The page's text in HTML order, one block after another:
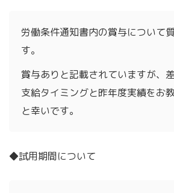
労働条件通知書内の賞与について
す。
賞与ありと記載されていますが、
支給タイミングと昨年度実績をお
と幸いです。
◆試用期間について